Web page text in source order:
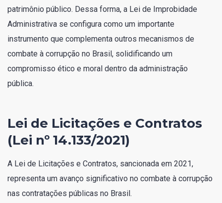
patrimônio público. Dessa forma, a Lei de Improbidade
Administrativa se configura como um importante
instrumento que complementa outros mecanismos de
combate à corrupção no Brasil, solidificando um
compromisso ético e moral dentro da administração
pública.
Lei de Licitações e Contratos
(Lei nº 14.133/2021)
A Lei de Licitações e Contratos, sancionada em 2021,
representa um avanço significativo no combate à corrupção
nas contratações públicas no Brasil.